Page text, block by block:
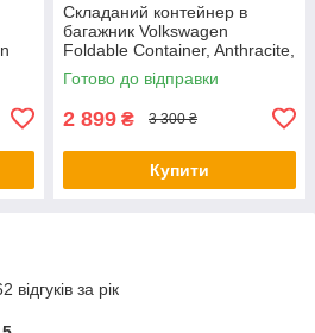
Складаний контейнер в
багажник Volkswagen
Foldable Container, Anthracite,
артикул 5H0061104
Готово до відправки
2 899 ₴ 3 300 ₴
Купити
за рік